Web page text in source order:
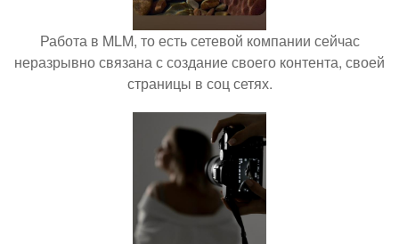
Работа в MLM, то есть сетевой компании сейчас
неразрывно связана с создание своего контента, своей
страницы в соц сетях.